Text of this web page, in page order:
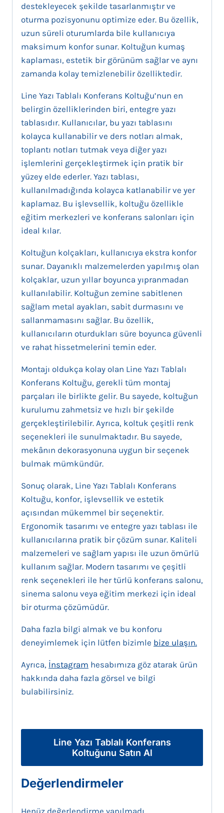
destekleyecek şekilde tasarlanmıştır ve
oturma pozisyonunu optimize eder. Bu özellik,
uzun süreli oturumlarda bile kullanıcıya
maksimum konfor sunar. Koltuğun kumaş
kaplaması, estetik bir görünüm sağlar ve aynı
zamanda kolay temizlenebilir özelliktedir.
Line Yazı Tablalı Konferans Koltuğu’nun en
belirgin özelliklerinden biri, entegre yazı
tablasıdır. Kullanıcılar, bu yazı tablasını
kolayca kullanabilir ve ders notları almak,
toplantı notları tutmak veya diğer yazı
işlemlerini gerçekleştirmek için pratik bir
yüzey elde ederler. Yazı tablası,
kullanılmadığında kolayca katlanabilir ve yer
kaplamaz. Bu işlevsellik, koltuğu özellikle
eğitim merkezleri ve konferans salonları için
ideal kılar.
Koltuğun kolçakları, kullanıcıya ekstra konfor
sunar. Dayanıklı malzemelerden yapılmış olan
kolçaklar, uzun yıllar boyunca yıpranmadan
kullanılabilir. Koltuğun zemine sabitlenen
sağlam metal ayakları, sabit durmasını ve
sallanmamasını sağlar. Bu özellik,
kullanıcıların oturdukları süre boyunca güvenli
ve rahat hissetmelerini temin eder.
Montajı oldukça kolay olan Line Yazı Tablalı
Konferans Koltuğu, gerekli tüm montaj
parçaları ile birlikte gelir. Bu sayede, koltuğun
kurulumu zahmetsiz ve hızlı bir şekilde
gerçekleştirilebilir. Ayrıca, koltuk çeşitli renk
seçenekleri ile sunulmaktadır. Bu sayede,
mekânın dekorasyonuna uygun bir seçenek
bulmak mümkündür.
Sonuç olarak, Line Yazı Tablalı Konferans
Koltuğu, konfor, işlevsellik ve estetik
açısından mükemmel bir seçenektir.
Ergonomik tasarımı ve entegre yazı tablası ile
kullanıcılarına pratik bir çözüm sunar. Kaliteli
malzemeleri ve sağlam yapısı ile uzun ömürlü
kullanım sağlar. Modern tasarımı ve çeşitli
renk seçenekleri ile her türlü konferans salonu,
sinema salonu veya eğitim merkezi için ideal
bir oturma çözümüdür.
Daha fazla bilgi almak ve bu konforu
deneyimlemek için lütfen bizimle bize ulaşın.
Ayrıca, İnstagram hesabımıza göz atarak ürün
hakkında daha fazla görsel ve bilgi
bulabilirsiniz.
Line Yazı Tablalı Konferans
Koltuğunu Satın Al
Değerlendirmeler
Henüz değerlendirme yapılmadı.